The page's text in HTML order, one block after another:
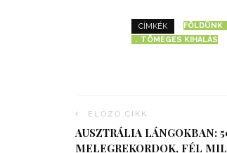
CÍMKÉK FÖLDÜNK
TÖMEGES KIHALÁS
ELŐZŐ CIKK
AUSZTRÁLIA LÁNGOKBAN:
MELEGREKORDOK, FÉL